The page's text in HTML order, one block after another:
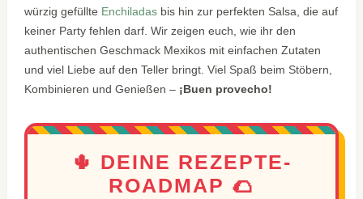
würzig gefüllte Enchiladas bis hin zur perfekten Salsa, die auf
keiner Party fehlen darf. Wir zeigen euch, wie ihr den
authentischen Geschmack Mexikos mit einfachen Zutaten
und viel Liebe auf den Teller bringt. Viel Spaß beim Stöbern,
Kombinieren und Genießen – ¡Buen provecho!
🌵 DEINE REZEPTE-
ROADMAP 🌮